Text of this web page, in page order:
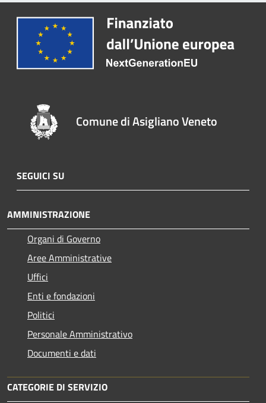
Comune di Asigliano Veneto
SEGUICI SU
AMMINISTRAZIONE
Organi di Governo
Aree Amministrative
Uffici
Enti e fondazioni
Politici
Personale Amministrativo
Documenti e dati
CATEGORIE DI SERVIZIO